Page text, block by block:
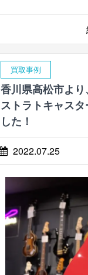
買取事例
香川県高松市よ
ストラトキャス
した！
2022.07.25